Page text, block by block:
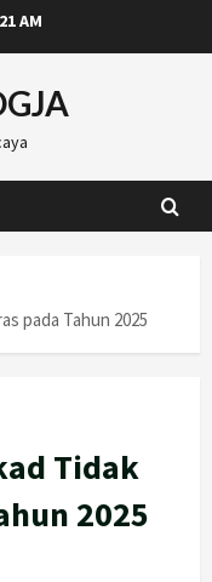
AM
pada Tahun 2025
Tidak
2025